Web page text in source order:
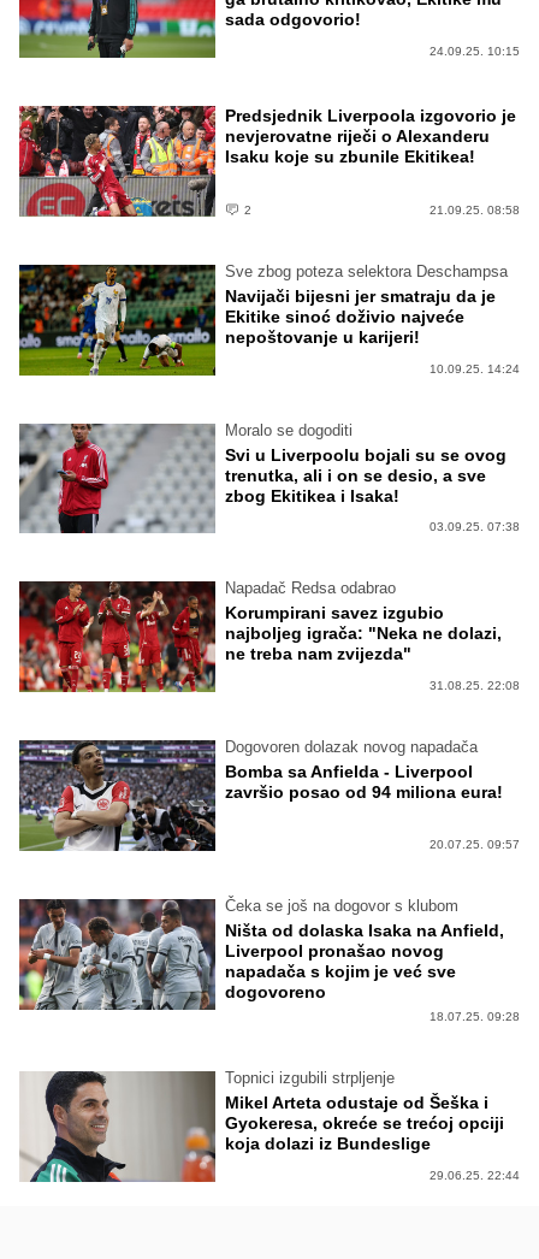
sada odgovorio!
24.09.25. 10:15
Predsjednik Liverpoola izgovorio je
nevjerovatne riječi o Alexanderu
Isaku koje su zbunile Ekitikea!
2 21.09.25. 08:58
Sve zbog poteza selektora Deschampsa
Navijači bijesni jer smatraju da je
Ekitike sinoć doživio najveće
nepoštovanje u karijeri!
10.09.25. 14:24
Moralo se dogoditi
Svi u Liverpoolu bojali su se ovog
trenutka, ali i on se desio, a sve
zbog Ekitikea i Isaka!
03.09.25. 07:38
Napadač Redsa odabrao
Korumpirani savez izgubio
najboljeg igrača: "Neka ne dolazi,
ne treba nam zvijezda"
31.08.25. 22:08
Dogovoren dolazak novog napadača
Bomba sa Anfielda - Liverpool
završio posao od 94 miliona eura!
20.07.25. 09:57
Čeka se još na dogovor s klubom
Ništa od dolaska Isaka na Anfield,
Liverpool pronašao novog
napadača s kojim je već sve
dogovoreno
18.07.25. 09:28
Topnici izgubili strpljenje
Mikel Arteta odustaje od Šeška i
Gyokeresa, okreće se trećoj opciji
koja dolazi iz Bundeslige
29.06.25. 22:44